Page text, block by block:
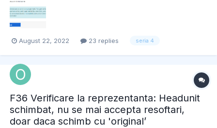
infromatie despre aceasta rechemarea voi ati mai fost la
rechemari ?
August 22, 2022 23 replies seria 4
F36 Verificare la reprezentanta: Headunit
schimbat, nu se mai accepta resoftari,
doar daca schimb cu 'original’